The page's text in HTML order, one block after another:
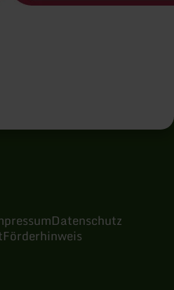
Datenschutz
Förderhinweis